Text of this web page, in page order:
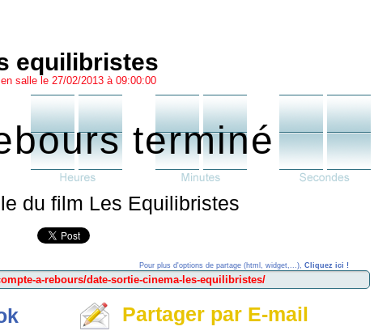
equilibristes
salle le 27/02/2013 à 09:00:00
terminé
du film Les Equilibristes
Pour plus d'options de partage (html, widget,...), Cliquez ici !
Partager par E-mail